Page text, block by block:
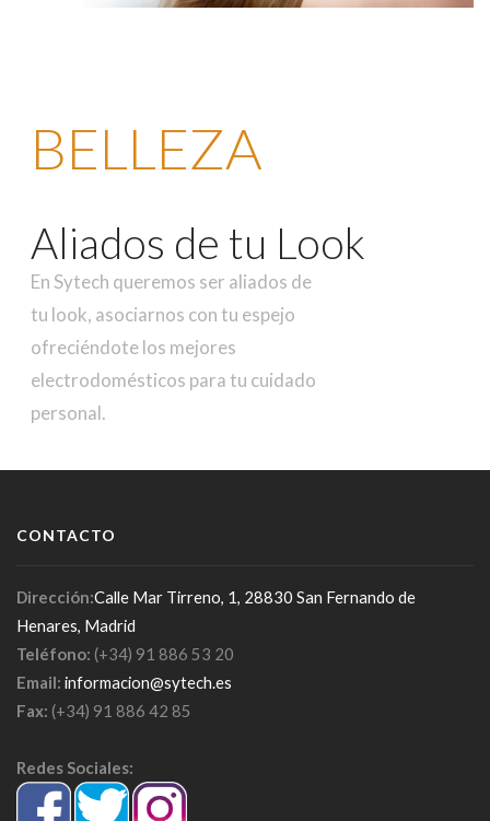
BELLEZA
Aliados de tu Look
En Sytech queremos ser aliados de
tu look, asociarnos con tu espejo
ofreciéndote los mejores
electrodomésticos para tu cuidado
personal.
CONTACTO
Dirección:Calle Mar Tirreno, 1, 28830 San Fernando de
Henares, Madrid
Teléfono: (+34) 91 886 53 20
Email: informacion@sytech.es
Fax: (+34) 91 886 42 85
Redes Sociales: